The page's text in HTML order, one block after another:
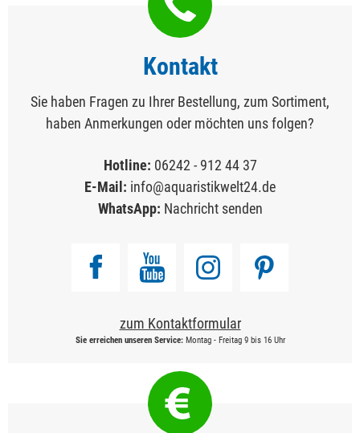
Kontakt
Sie haben Fragen zu Ihrer Bestellung, zum Sortiment,
haben Anmerkungen oder möchten uns folgen?
Hotline: 06242 - 912 44 37
E-Mail: info@aquaristikwelt24.de
WhatsApp: Nachricht senden
zum Kontaktformular
Sie erreichen unseren Service:Montag - Freitag 9 bis 16 Uhr